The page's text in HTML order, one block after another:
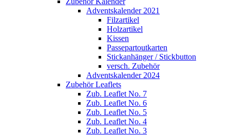
Adventskalender 2021
Filzartikel
Holzartikel
Kissen
Passepartoutkarten
Stickanhänger / Stickbutton
versch. Zubehör
Adventskalender 2024
Zubehör Leaflets
Zub. Leaflet No. 7
Zub. Leaflet No. 6
Zub. Leaflet No. 5
Zub. Leaflet No. 4
Zub. Leaflet No. 3